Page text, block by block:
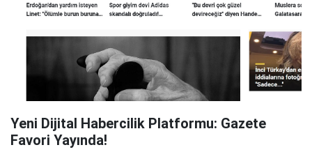
Yeni Dijital Habercilik Platformu: Gazete
Favori Yayında!